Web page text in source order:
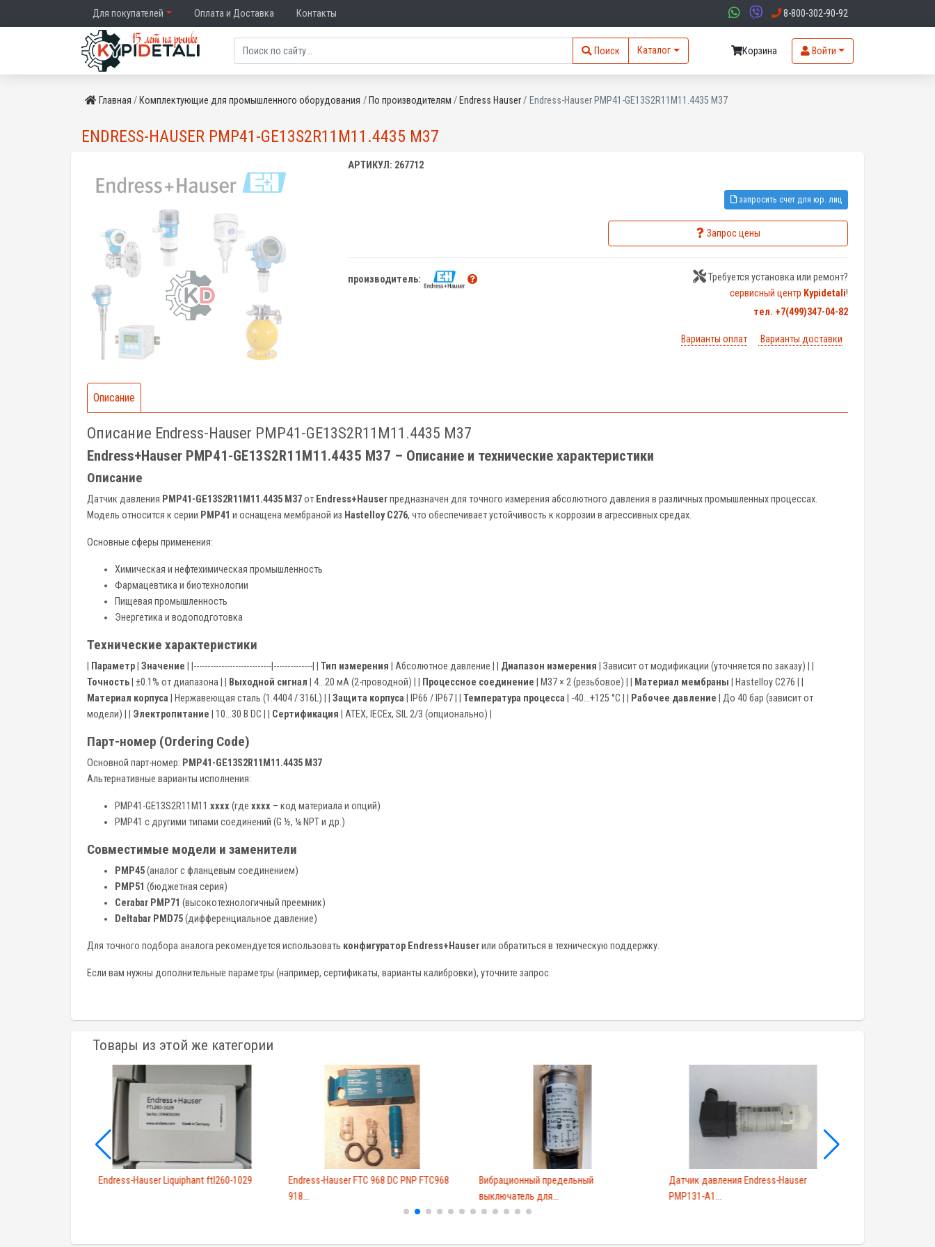
Для покупателей Оплата и Доставка Контакты 8-800-302-90-92
Поиск Каталог Корзина Войти
Главная Комплектующие для промышленного оборудования По производителям Endress Hauser Endress-Hauser PMP41-GE13S2R11M11.4435 M37
ENDRESS-HAUSER PMP41-GE13S2R11M11.4435 M37
АРТИКУЛ: 267712
запросить счет для юр. лиц
Запрос цены
производитель:
Требуется установка или ремонт?
сервисный центр Kypidetali!
тел. +7(499)347-04-82
Варианты оплат Варианты доставки
Описание
Описание Endress-Hauser PMP41-GE13S2R11M11.4435 M37
Endress+Hauser PMP41-GE13S2R11M11.4435 M37 – Описание и технические характеристики
Описание
Датчик давления PMP41-GE13S2R11M11.4435 M37от Endress+Hauserпредназначен для точного измерения абсолютного давления в различных промышленных процессах.
Модель относится к серии PMP41 и оснащена мембраной из Hastelloy C276, что обеспечивает устойчивость к коррозии в агрессивных средах.
Основные сферы применения:
Химическая и нефтехимическая промышленность
Фармацевтика и биотехнологии
Пищевая промышленность
Энергетика и водоподготовка
Технические характеристики
Параметр Значение | |----------------------------|--------------| | Тип измерения | Абсолютное давление | | Диапазон измерения | Зависит от модификации (уточняется по заказу) | |
Точность | ±0.1% от диапазона | | Выходной сигнал | 4...20 мА (2-проводной) | | Процессное соединение | M37 × 2 (резьбовое) | | Материал мембраны | Hastelloy C276 | |
Материал корпуса | Нержавеющая сталь (1.4404 / 316L) | | Защита корпуса | IP66 / IP67 | | Температура процесса | -40...+125 °C | | Рабочее давление | До 40 бар (зависит от
модели) | | Электропитание | 10...30 В DC | | Сертификация | ATEX, IECEx, SIL 2/3 (опционально) |
Парт-номер (Ordering Code)
Основной парт-номер: PMP41-GE13S2R11M11.4435 M37
Альтернативные варианты исполнения:
PMP41-GE13S2R11M11.xxxx (где xxxx – код материала и опций)
PMP41 с другими типами соединений (G ½, ¼ NPT и др.)
Совместимые модели и заменители
PMP45(аналог с фланцевым соединением)
PMP51 (бюджетная серия)
Cerabar PMP71 (высокотехнологичный преемник)
Deltabar PMD75(дифференциальное давление)
Для точного подбора аналога рекомендуется использовать конфигуратор Endress+Hauserили обратиться в техническую поддержку.
Если вам нужны дополнительные параметры (например, сертификаты, варианты калибровки), уточните запрос.
Товары из этой же категории
Endress-Hauser Liquiphant ftl260-1029
Endress-Hauser FTC 968 DC PNP FTC968
918...
Вибрационный предельный
выключатель для...
Датчик давления Endress-Hauser
PMP131-A1...